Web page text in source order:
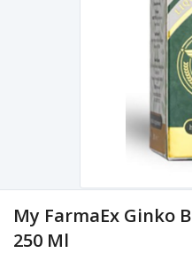
My FarmaEx Ginko
250 Ml